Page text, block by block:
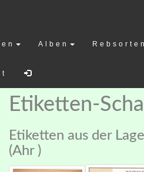
Alben
Etiketten-
Etiketten aus der
(Ahr )